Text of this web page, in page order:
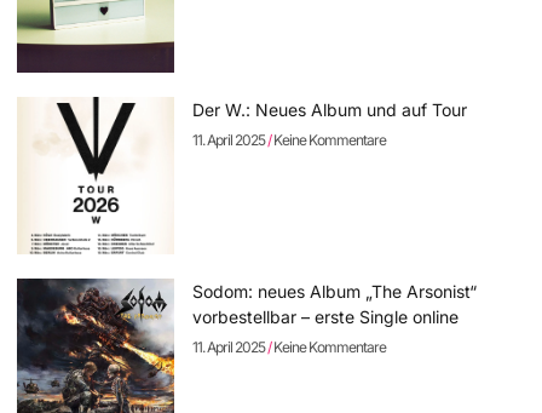
Der W.: Neues Album und auf Tour
11. April 2025 Keine Kommentare
Sodom: neues Album „The Arsonist“
vorbestellbar – erste Single online
11. April 2025 Keine Kommentare